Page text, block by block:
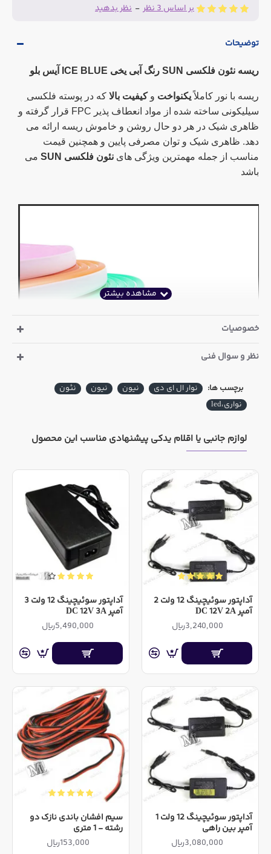
بر اساس 3 نظر - نظر بدهید
توضیحات
ریسه نئون فلکسی SUN رنگ آبی یخی ICE BLUE آیس بلو
ریسه با نور کاملاًیکنواخت وکیفیت بالا که در پوسته فلکسی
سیلیکونی ساخته شده از مواد انعطاف پذیر FPC قرار گرفته و
ظاهری شیک در هر دو حال روشن و خاموش ریسه ارائه می
دهد. ظاهری شیک و توان مصرفی پایین و همچنین قیمت
مناسب از جمله مهمترین ویژگی های نئون فلکسی SUN
می
باشد
برق خودروهای سواری و بدون نیاز به درایور روشن می
شود(برای استفاده در چراغ اتومبیل) و در مصارف خانگی نیاز به
آداپتور 12 ولت دارد
با توجه به ویژگی های بالا این ریسه ها کاربردهای مختلفی در
نورپردازی امان تجاری مانند پاساژها و مراکز خرید ، شهربازی
ها، ساخت تابلوهای نئون دکوراسیون داخلی و خارجی و همچنین
مصارف خانگی و اسپورت خودرو دارد
خصوصیات
نظر و سوال فنی
برچسب ها: نوار ال ای دی نیون نيون
نئون
نواری،led
لوازم جانبی یا اقلام یدکی پیشنهادی مناسب این محصول
آداپتور سوئیچینگ 12 ولت 2
آمپر DC 12V 2A
3,240,000ریال
آداپتور سوئیچینگ 12 ولت 3
آمپر DC 12V 3A
5,490,000ریال
آداپتور سوئیچینگ 12 ولت 1
آمپر بین راهی
3,080,000ریال
سیم افشان باندی نازک دو
رشته - 1 متری
153,000ریال